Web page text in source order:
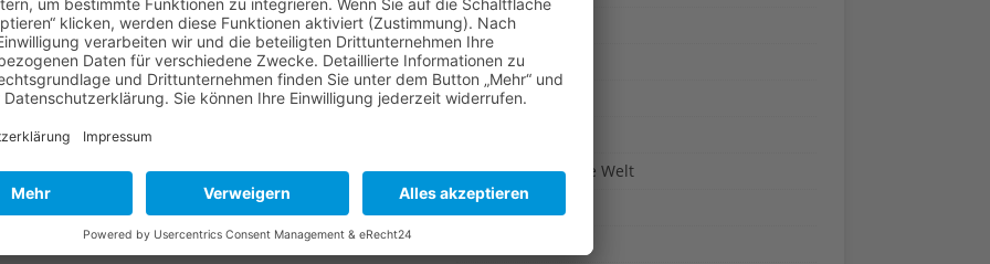
Andreas Greiner)
© Andreas Greiner)
Ideen-Reich
Italien
Japan
Kulinarisch um die Welt
Kultur